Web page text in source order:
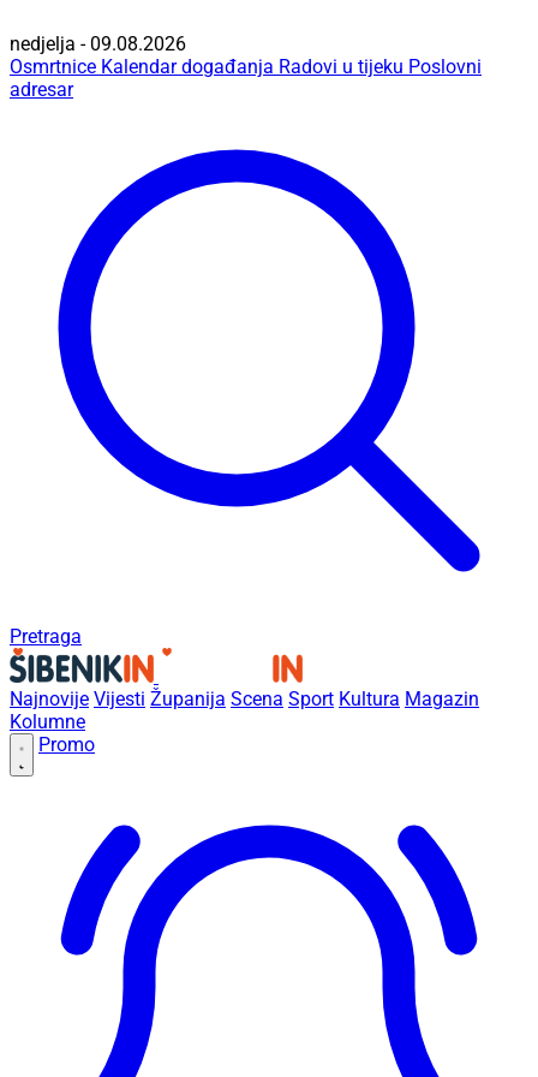
nedjelja - 09.08.2026
Osmrtnice Kalendar događanja Radovi u tijeku Poslovni
adresar
Pretraga
Najnovije Vijesti Županija Scena Sport Kultura Magazin
Kolumne
Promo